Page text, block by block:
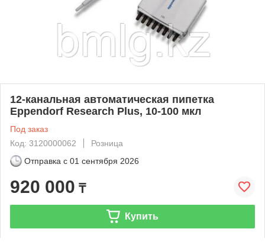
12-канальная автоматическая пипетка
Eppendorf Research Plus, 10-100 мкл
Под заказ
Код: 3120000062
Розница
Отправка с 01 сентября 2026
920 000 ₸
Купить